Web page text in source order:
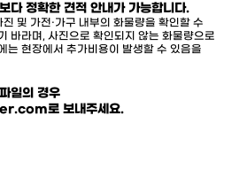
다 정확한 견적 안내가 가능합니다.
및 가전·가구 내부의 화물량을 확인할 수
바라며, 사진으로 확인되지 않는 화물량으로
는 현장에서 추가비용이 발생할 수 있음을
일의 경우
로 보내주세요.